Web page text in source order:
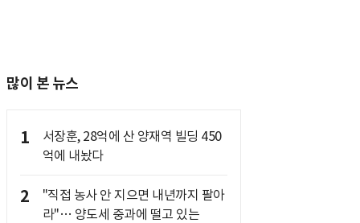
많이 본 뉴스
1
서장훈, 28억에 산 양재역 빌딩 450
억에 내놨다
2
"직접 농사 안 지으면 내년까지 팔아
라"… 양도세 중과에 떨고 있는